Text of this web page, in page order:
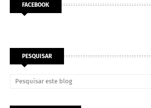
FACEBOOK
PESQUISAR